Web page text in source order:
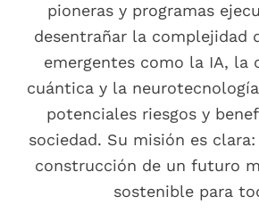
pioneras y programas
desentrañar la complejidad
emergentes como la IA, la
cuántica y la
potenciales riesgos y
sociedad. Su misión es
construcción de un futuro
sostenible para